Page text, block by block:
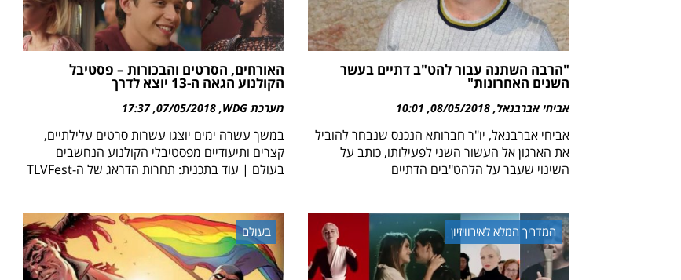
"הרבה השתנה עבור להט"ב דתיים בעשר
השנים האחרונות"
אביחי אברבנאל 08/05/2018
10:01
אביחי אברבנאל, יו"ר חברותא הנכנס שנבחר להוביל
את הארגון אל העשור השני לפעילותו, כותב על
השינוי שעבר על הלהט"בים הדתיים
האורחים, הסרטים והבכורות – פסטיבל
הקולנוע הגאה ה-13 יוצא לדרך
מערכת WDG 07/05/2018
17:37
במשך עשרה ימים יוצגו עשרות סרטים עלילתיים,
קצרים ותיעודיים מפסטיבלי הקולנוע הנחשבים
בעולם | עוד בתכנית: תחרות הדראג של ה-TLVFest
המדריך המלא לאירוויזיון בעולם